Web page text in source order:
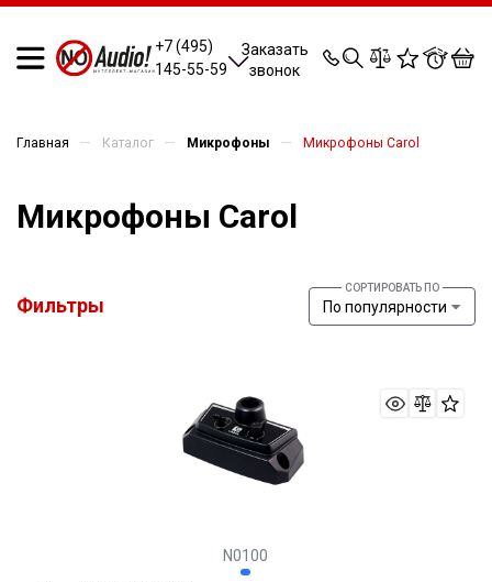
+7 (495)
145-55-59
Заказать
звонок
0 0 0 0
Главная — Каталог — Микрофоны — Микрофоны Carol
Микрофоны Carol
Фильтры По популярности
N0100